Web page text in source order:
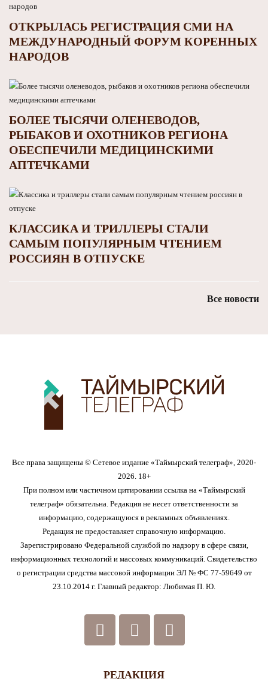
ОТКРЫЛАСЬ РЕГИСТРАЦИЯ СМИ НА
МЕЖДУНАРОДНЫЙ ФОРУМ КОРЕННЫХ
НАРОДОВ
БОЛЕЕ ТЫСЯЧИ ОЛЕНЕВОДОВ,
РЫБАКОВ И ОХОТНИКОВ РЕГИОНА
ОБЕСПЕЧИЛИ МЕДИЦИНСКИМИ
АПТЕЧКАМИ
КЛАССИКА И ТРИЛЛЕРЫ СТАЛИ
САМЫМ ПОПУЛЯРНЫМ ЧТЕНИЕМ
РОССИЯН В ОТПУСКЕ
Все новости
Все права защищены © Сетевое издание «Таймырский телеграф», 2020-
2026. 18+
При полном или частичном цитировании ссылка на «Таймырский
телеграф» обязательна. Редакция не несет ответственности за
информацию, содержащуюся в рекламных объявлениях.
Редакция не предоставляет справочную информацию.
Зарегистрировано Федеральной службой по надзору в сфере связи,
информационных технологий и массовых коммуникаций. Свидетельство
о регистрации средства массовой информации ЭЛ № ФС 77-59649 от
23.10.2014 г. Главный редактор: Любимая П. Ю.
РЕДАКЦИЯ